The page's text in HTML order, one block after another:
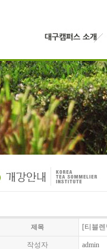
제목 [티블
작성자 admin